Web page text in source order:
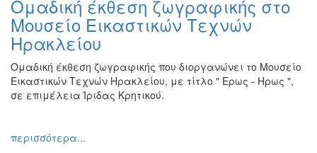
Ζωγραφική
Φωτογραφία
Τραγούδι
Μουσική
Κινηματογράφος
Θέατρο
Ομαδική έκθεση ζωγραφικής στο
Μουσείο Εικαστικών Τεχνών
Ηρακλείου
Ομαδική έκθεση ζωγραφικής που διοργανώνει το Μουσείο
Εικαστικών Τεχνών Ηρακλείου, με τίτλο " Ερως - Ηρως ",
σε επιμέλεια Ίριδας Κρητικού.
περισσότερα...